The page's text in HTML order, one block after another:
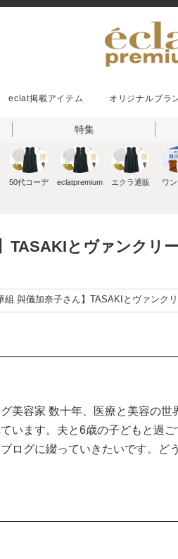
eclat掲載アイテム オリジナルブラ
特集
50代コーデ eclatpremium エクラ通販 ワ
TASAKIとヴァンク
組 與儀加奈子さん】TASAKIとヴァンク
美容家 数十年、医療と美容の
います。夫と6歳の子どもと過
ログに綴っていきたいです。ど